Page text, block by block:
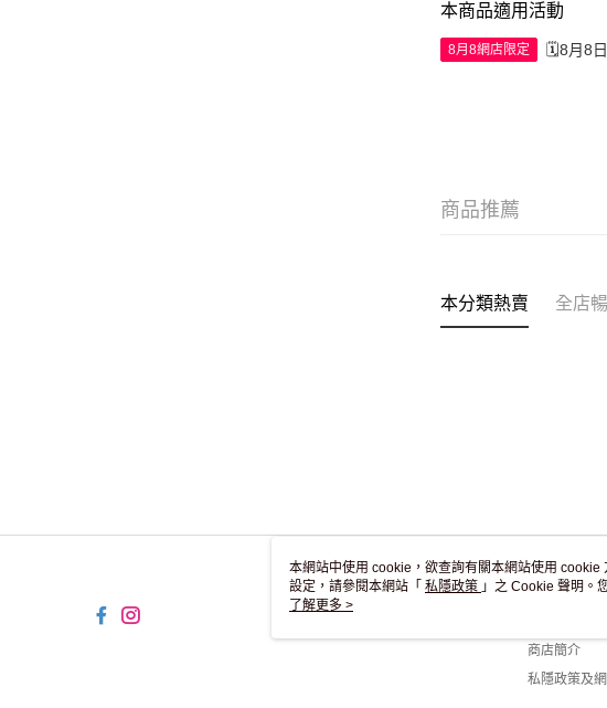
本商品適用活動
8月8網店限定 🗓️8月8
商品推薦
本分類熱賣 全店
關於我們
商店簡介
私隱政策及
本網站中使用 cookie，欲查詢有關本網站使用
設定，請參閱本網站「 私隱政策 」之 Cookie 聲明。
用 cookie。
了解更多 >